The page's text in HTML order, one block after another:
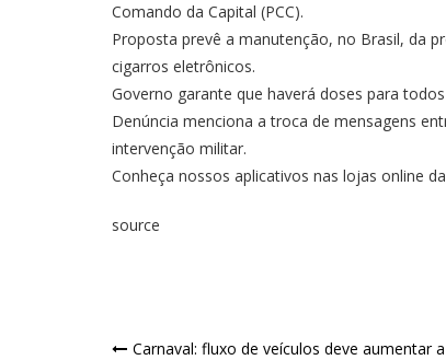
Comando da Capital (PCC).
Proposta prevê a manutenção, no Brasil, da
cigarros eletrônicos.
Governo garante que haverá doses para
Denúncia menciona a troca de mensagens
intervenção militar.
Conheça nossos aplicativos nas lojas online
source
Carnaval: fluxo de veículos deve aumentar